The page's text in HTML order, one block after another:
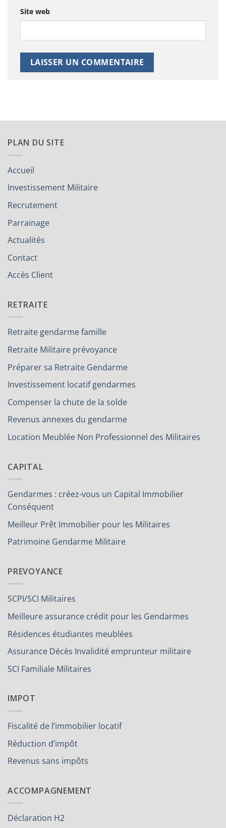
Site web
PLAN DU SITE
Accueil
Investissement Militaire
Recrutement
Parrainage
Actualités
Contact
Accès Client
RETRAITE
Retraite gendarme famille
Retraite Militaire prévoyance
Préparer sa Retraite Gendarme
Investissement locatif gendarmes
Compenser la chute de la solde
Revenus annexes du gendarme
Location Meublée Non Professionnel des Militaires
CAPITAL
Gendarmes : créez-vous un Capital Immobilier
Conséquent
Meilleur Prêt Immobilier pour les Militaires
Patrimoine Gendarme Militaire
PREVOYANCE
SCPI/SCI Militaires
Meilleure assurance crédit pour les Gendarmes
Résidences étudiantes meublées
Assurance Décès Invalidité emprunteur militaire
SCI Familiale Militaires
IMPOT
Fiscalité de l’immobilier locatif
Réduction d’impôt
Revenus sans impôts
ACCOMPAGNEMENT
Déclaration H2